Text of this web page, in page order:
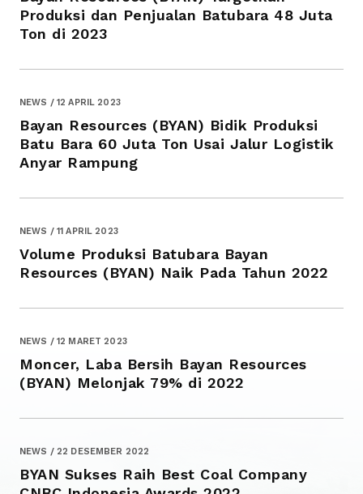
Produksi dan Penjualan Batubara 48 Juta
Ton di 2023
NEWS / 12 APRIL 2023
Bayan Resources (BYAN) Bidik Produksi
Batu Bara 60 Juta Ton Usai Jalur Logistik
Anyar Rampung
NEWS / 11 APRIL 2023
Volume Produksi Batubara Bayan
Resources (BYAN) Naik Pada Tahun 2022
NEWS / 12 MARET 2023
Moncer, Laba Bersih Bayan Resources
(BYAN) Melonjak 79% di 2022
NEWS / 22 DESEMBER 2022
BYAN Sukses Raih Best Coal Company